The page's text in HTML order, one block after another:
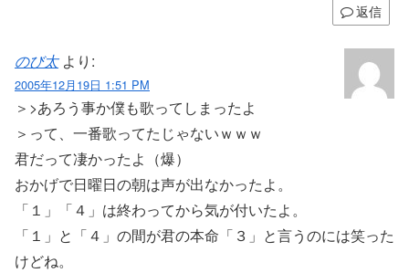
返信
のび太 より:
2005年12月19日 1:51 PM
＞>あろう事か僕も歌ってしまったよ
＞って、一番歌ってたじゃないｗｗｗ
君だって凄かったよ（爆）
おかげで日曜日の朝は声が出なかったよ。
「１」「４」は終わってから気が付いたよ。
「１」と「４」の間が君の本命「３」と言うのには笑った
けどね。